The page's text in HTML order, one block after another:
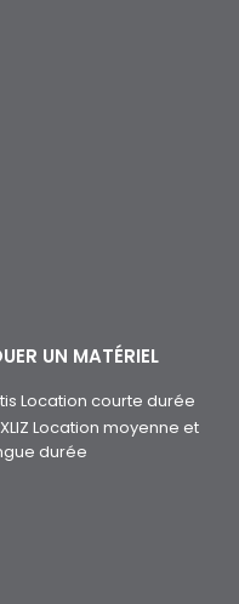
UN MATÉRIEL
Location courte durée
Location moyenne et
durée